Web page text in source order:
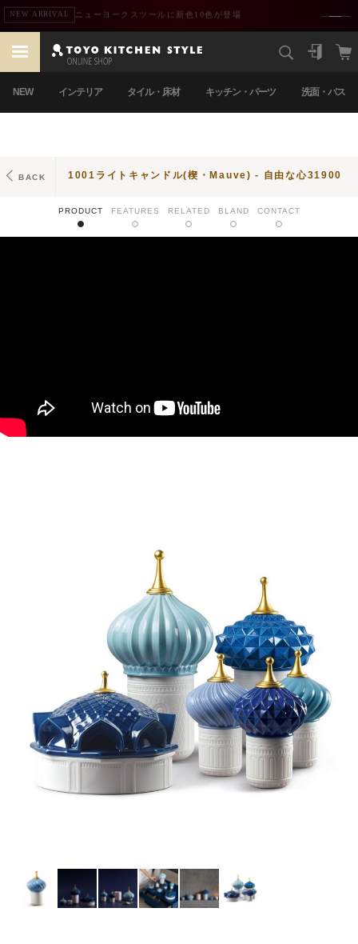
重要 熊本地震による配送遅延のお知らせ
NEW インテリア タイル・床材 キッチン・パーツ 洗面・バス
BACK 1001ライトキャンドル(楔・Mauve) - 自由な心31900
PRODUCT FEATURES RELATED BLAND CONTACT